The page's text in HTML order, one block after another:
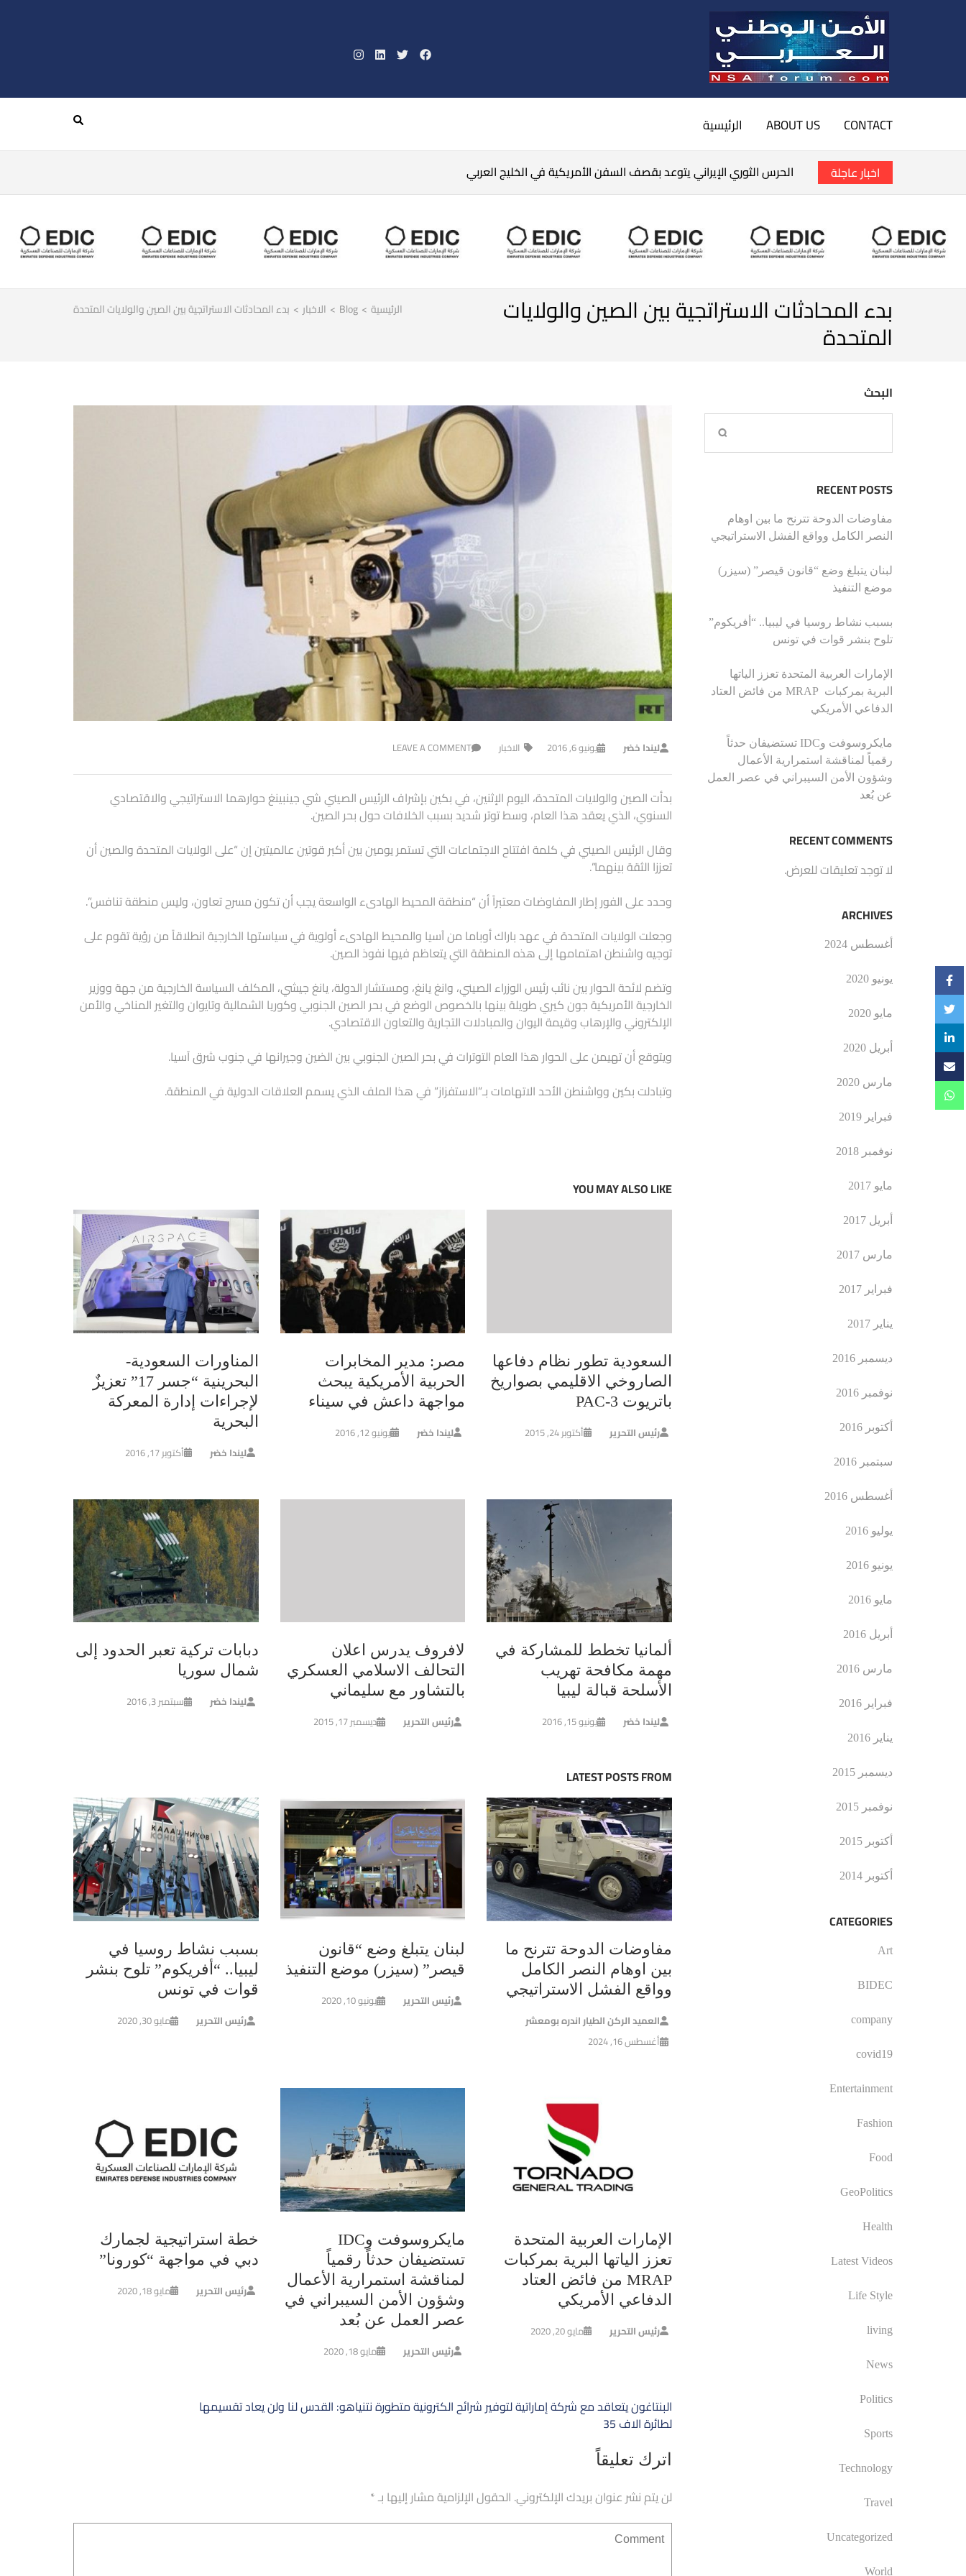
CONTACT
ABOUT US الرئيسية
اخبار عاجلة الحرس الثوري الإيراني يتوعد بقصف السفن الأمريكية في الخليج العربي
الرئيسية >
Blog
> الاخبار > بدء المحادثات الاستراتجية بين الصين والولايات المتحدة بدء المحادثات الاستراتجية بين الصين والولايات
المتحدة
ليندا خضر يونيو 6, 2016 الاخبار LEAVE A COMMENT
بدأت الصين والولايات المتحدة، اليوم الإثنين، في بكين بإشراف الرئيس الصيني شي جينبينغ حوارهما الاستراتيجي والاقتصادي
السنوي، الذي يعقد هذا العام، وسط توتر شديد بسبب الخلافات حول بحر الصين.
وقال الرئيس الصيني في كلمة افتتاح الاجتماعات التي تستمر يومين بين أكبر قوتين عالميتين إن “على الولايات المتحدة والصين أن
تعززا الثقة بينهما”.
وحدد على الفور إطار المفاوضات معتبراً أن “منطقة المحيط الهادىء الواسعة يجب أن تكون مسرح تعاون، وليس منطقة تنافس”.
وجعلت الولايات المتحدة في عهد باراك أوباما من آسيا والمحيط الهادىء أولوية في سياستها الخارجية انطلاقاً من رؤية تقوم على
توجيه واشنطن اهتمامها إلى هذه المنطقة التي يتعاظم فيها نفوذ الصين.
وتضم لائحة الحوار بين نائب رئيس الوزراء الصيني، وانغ يانغ، ومستشار الدولة، يانغ جيشي، المكلف السياسة الخارجية من جهة ووزير
الخارجية الأمريكية جون كيري طويلة بينها بالخصوص الوضع في بحر الصين الجنوبي وكوريا الشمالية وتايوان والتغير المناخي والأمن
الإلكتروني والإرهاب وقيمة اليوان والمبادلات التجارية والتعاون الاقتصادي.
ويتوقع أن تهيمن على الحوار هذا العام التوترات في بحر الصين الجنوبي بين الضين وجيرانها في جنوب شرق آسيا.
وتبادلت بكين وواشنطن الأحد الاتهامات بـ”الاستفزاز” في هذا الملف الذي يسمم العلاقات الدولية في المنطقة.
YOU MAY ALSO LIKE
السعودية تطور نظام دفاعها
الصاروخي الاقليمي بصواريخ
باتريوت 3-PAC
رئيس التحرير أكتوبر 24, 2015
مصر: مدير المخابرات
الحربية الأمريكية يبحث
مواجهة داعش في سيناء
ليندا خضر يونيو 12, 2016
المناورات السعودية-
البحرينية “جسر 17” تعزيزٌ
لإجراءات إدارة المعركة
البحرية
ليندا خضر أكتوبر 17, 2016
ألمانيا تخطط للمشاركة في
مهمة مكافحة تهريب
الأسلحة قبالة ليبيا
ليندا خضر يونيو 15, 2016
لافروف يدرس اعلان
التحالف الاسلامي العسكري
بالتشاور مع سليماني
رئيس التحرير ديسمبر 17, 2015
دبابات تركية تعبر الحدود إلى
شمال سوريا
ليندا خضر سبتمبر 3, 2016
LATEST POSTS FROM
مفاوضات الدوحة تترنح ما
بين اوهام النصر الكامل
وواقع الفشل الاستراتيجي
العميد الركن الطيار اندره بومعشر
أغسطس 16, 2024
لبنان يتبلغ وضع “قانون
قيصر” (سيزر) موضع التنفيذ
رئيس التحرير يونيو 10, 2020
بسبب نشاط روسيا في
ليبيا.. “أفريكوم” تلوح بنشر
قوات في تونس
رئيس التحرير مايو 30, 2020
الإمارات العربية المتحدة
تعزز الياتها البرية بمركبات
MRAP من فائض العتاد
الدفاعي الأمريكي
رئيس التحرير مايو 20, 2020
مايكروسوفت وIDC
تستضيفان حدثاً رقمياً
لمناقشة استمرارية الأعمال
وشؤون الأمن السيبراني في
عصر العمل عن بُعد
رئيس التحرير مايو 18, 2020
خطة استراتيجية لجمارك
دبي في مواجهة “كورونا”
رئيس التحرير مايو 18, 2020
تصفّح
المقالات نتنياهو: القدس لنا ولن يعاد تقسيمهاالبنتاغون يتعاقد مع شركة إماراتية لتوفير شرائح الكترونية متطورة
لطائرة الاف 35
اترك تعليقاً
لن يتم نشر عنوان بريدك الإلكتروني. الحقول الإلزامية مشار إليها بـ*
البحث
RECENT POSTS
مفاوضات الدوحة تترنح ما بين اوهام
النصر الكامل وواقع الفشل الاستراتيجي
لبنان يتبلغ وضع “قانون قيصر” (سيزر)
موضع التنفيذ
بسبب نشاط روسيا في ليبيا.. “أفريكوم”
تلوح بنشر قوات في تونس
الإمارات العربية المتحدة تعزز الياتها
البرية بمركبات MRAP من فائض العتاد
الدفاعي الأمريكي
مايكروسوفت وIDC تستضيفان حدثاً
رقمياً لمناقشة استمرارية الأعمال
وشؤون الأمن السيبراني في عصر العمل
عن بُعد
RECENT COMMENTS
لا توجد تعليقات للعرض.
ARCHIVES
أغسطس 2024
يونيو 2020
مايو 2020
أبريل 2020
مارس 2020
فبراير 2019
نوفمبر 2018
مايو 2017
أبريل 2017
مارس 2017
فبراير 2017
يناير 2017
ديسمبر 2016
نوفمبر 2016
أكتوبر 2016
سبتمبر 2016
أغسطس 2016
يوليو 2016
يونيو 2016
مايو 2016
أبريل 2016
مارس 2016
فبراير 2016
يناير 2016
ديسمبر 2015
نوفمبر 2015
أكتوبر 2015
أكتوبر 2014
CATEGORIES
Art
BIDEC
company
covid19
Entertainment
Fashion
Food
GeoPolitics
Health
Latest Videos
Life Style
living
News
Politics
Sports
Technology
Travel
Uncategorized
World